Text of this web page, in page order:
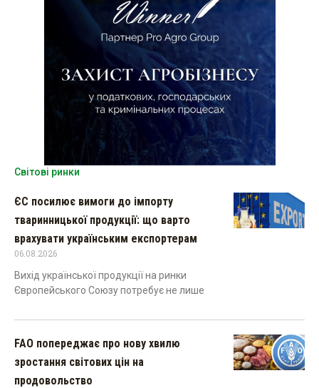
Світові ринки
ЄС посилює вимоги до імпорту
тваринницької продукції: що варто
врахувати українським експортерам
06.08.2026
Вихід української продукції на ринки
Європейського Союзу потребує не лише
FAO попереджає про нову хвилю
зростання світових цін на
продовольство